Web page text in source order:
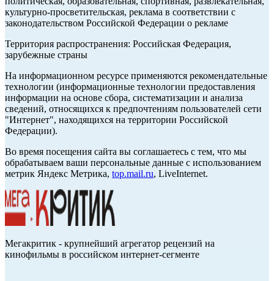
культурно-просветительская, реклама в соответствии с
законодательством Российской Федерации о рекламе
Территория распространения: Российская Федерация,
зарубежные страны
На информационном ресурсе применяются рекомендательные
технологии (информационные технологии предоставления
информации на основе сбора, систематизации и анализа
сведений, относящихся к предпочтениям пользователей сети
"Интернет", находящихся на территории Российской
Федерации).
Во время посещения сайта вы соглашаетесь с тем, что мы
обрабатываем ваши персональные данные с использованием
метрик Яндекс Метрика, top.mail.ru, LiveInternet.
Мегакритик - крупнейший агрегатор рецензий на
кинофильмы в российском интернет-сегменте